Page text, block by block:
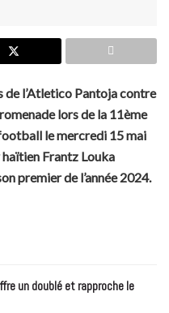
de l’Atletico Pantoja contre
lors de la 11ème
le mercredi 15 mai
haïtien Frantz Louka
premier de l’année 2024.
un doublé et rapproche le